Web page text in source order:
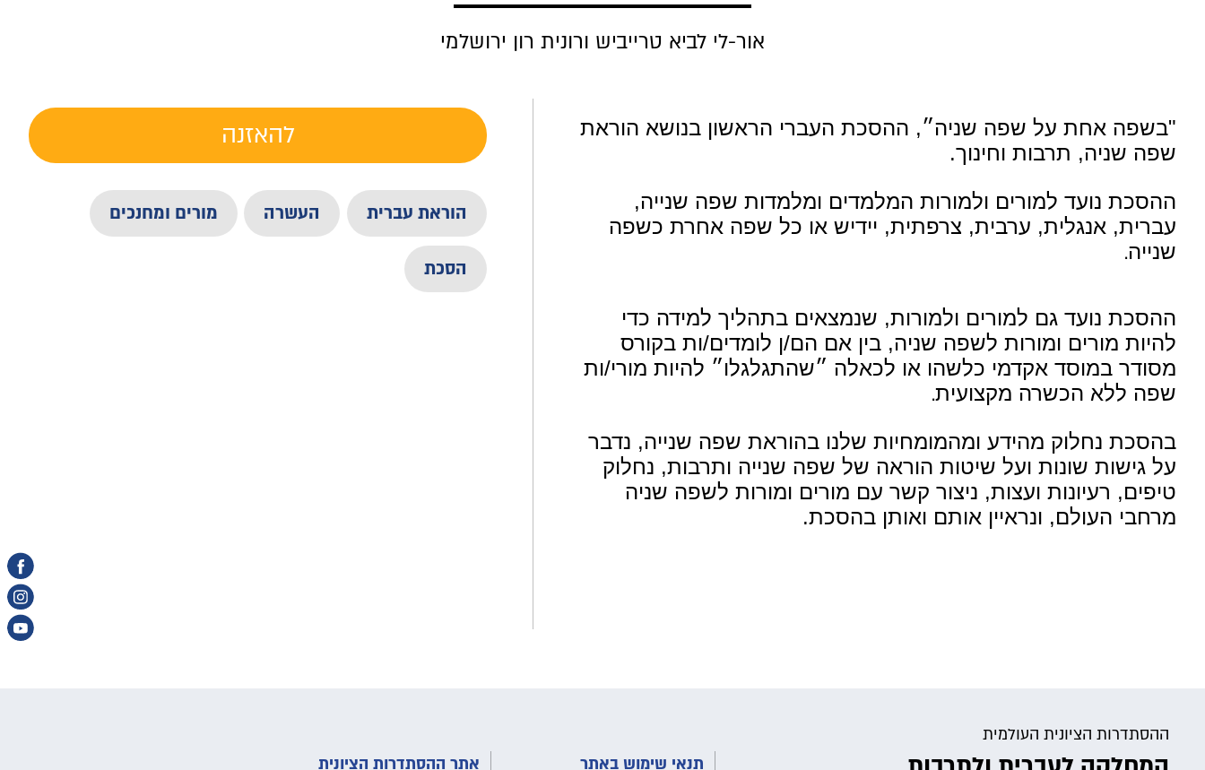
אור-לי לביא טרייביש ורונית רון ירושלמי
"בשפה אחת על שפה שניה״, ההסכת העברי הראשון בנושא הוראת
שפה שניה, תרבות וחינוך.
ההסכת נועד למורים ולמורות המלמדים ומלמדות שפה שנייה,
עברית, אנגלית, ערבית, צרפתית, יידיש או כל שפה אחרת כשפה
שנייה.
ההסכת נועד גם למורים ולמורות, שנמצאים בתהליך למידה כדי
להיות מורים ומורות לשפה שניה, בין אם הם/ן לומדים/ות בקורס
מסודר במוסד אקדמי כלשהו או לכאלה ״שהתגלגלו״ להיות מורי/ות
שפה ללא הכשרה מקצועית.
בהסכת נחלוק מהידע ומהמומחיות שלנו בהוראת שפה שנייה, נדבר
על גישות שונות ועל שיטות הוראה של שפה שנייה ותרבות, נחלוק
טיפים, רעיונות ועצות, ניצור קשר עם מורים ומורות לשפה שניה
מרחבי העולם, ונראיין אותם ואותן בהסכת.
להאזנה
הוראת עברית העשרה מורים ומחנכים
הסכת
ההסתדרות הציונית העולמית
תנאי שימוש באתר אתר ההסתדרות הציונית